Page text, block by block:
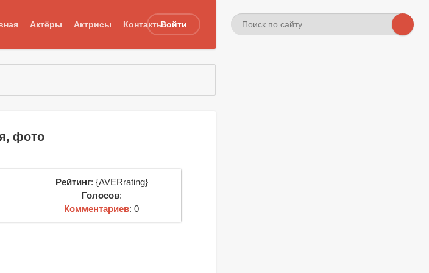
Актёры Актрисы КонтактыВойти
фото
Рейтинг: {AVERrating}
Голосов:
Комментариев: 0